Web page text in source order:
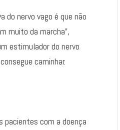
do nervo vago é que não
muito da marcha”,
estimulador do nervo
caminhar.
pacientes com a doença